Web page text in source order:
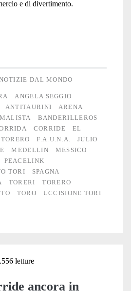
e di divertimento.
DAL MONDO
ANGELA SEGGIO
ANTITAURINI
ARENA
BANDERILLEROS
CORRIDE
EL
F.A.U.N.A.
JULIO
MEDELLIN
MESSICO
PEACELINK
TORI
SPAGNA
TORERI
TORERO
TORO UCCISIONE TORI
letture
ancora in